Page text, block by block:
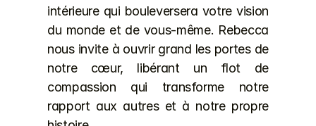
intérieure qui bouleversera votre vision
du monde et de vous-même. Rebecca
nous invite à ouvrir grand les portes de
notre cœur, libérant un flot de
compassion qui transforme notre
rapport aux autres et à notre propre